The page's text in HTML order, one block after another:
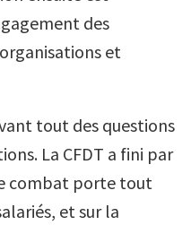
des
et
tout des questions
La CFDT a fini par
combat porte tout
et sur la